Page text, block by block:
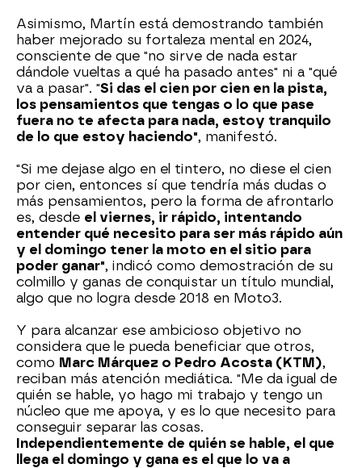
Asimismo, Martín está demostrando también
haber mejorado su fortaleza mental en 2024,
consciente de que "no sirve de nada estar
dándole vueltas a qué ha pasado antes" ni a "qué
va a pasar". "Si das el cien por cien en la pista,
los pensamientos que tengas o lo que pase
fuera no te afecta para nada, estoy tranquilo
de lo que estoy haciendo", manifestó.
"Si me dejase algo en el tintero, no diese el cien
por cien, entonces sí que tendría más dudas o
más pensamientos, pero la forma de afrontarlo
es, desde el viernes, ir rápido, intentando
entender qué necesito para ser más rápido aún
y el domingo tener la moto en el sitio para
poder ganar", indicó como demostración de su
colmillo y ganas de conquistar un título mundial,
algo que no logra desde 2018 en Moto3.
Y para alcanzar ese ambicioso objetivo no
considera que le pueda beneficiar que otros,
como Marc Márquez o Pedro Acosta (KTM),
reciban más atención mediática. "Me da igual de
quién se hable, yo hago mi trabajo y tengo un
núcleo que me apoya, y es lo que necesito para
conseguir separar las cosas.
Independientemente de quién se hable, el que
llega el domingo y gana es el que lo va a